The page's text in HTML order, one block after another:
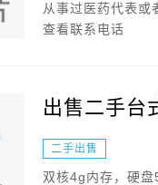
从事过医药代表或
查看联系电话
出售二手台
二手出售
双核4g内存，硬